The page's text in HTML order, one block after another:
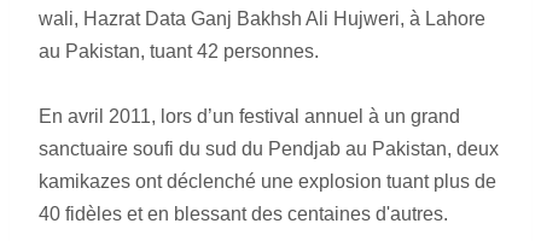
wali, Hazrat Data Ganj Bakhsh Ali Hujweri, à Lahore
au Pakistan, tuant 42 personnes.
En avril 2011, lors d’un festival annuel à un grand
sanctuaire soufi du sud du Pendjab au Pakistan, deux
kamikazes ont déclenché une explosion tuant plus de
40 fidèles et en blessant des centaines d'autres.